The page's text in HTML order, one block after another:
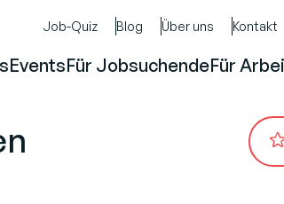
Job-Quiz Blog Über uns Kontakt
EventsFür JobsuchendeFür